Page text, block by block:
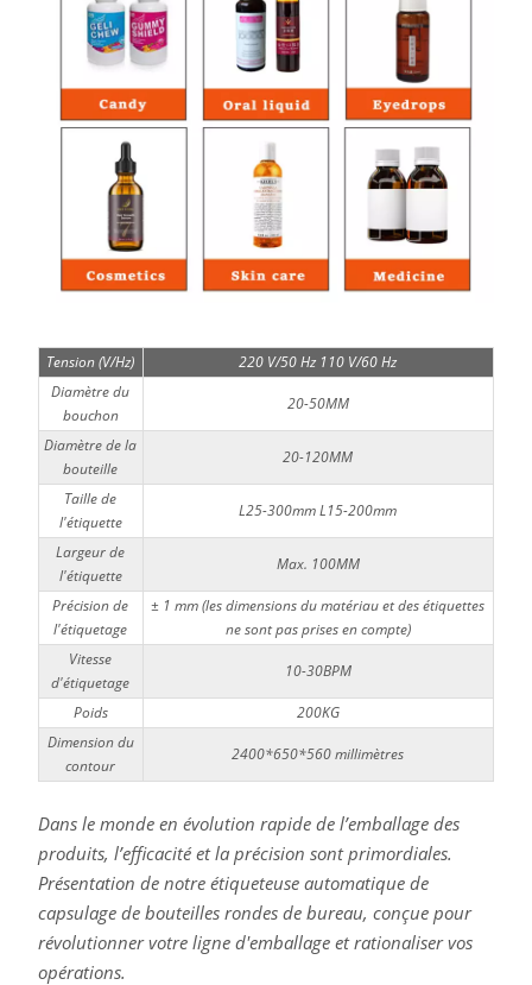
Tension (V/Hz)
220 V/50 Hz 110 V/60 Hz
Diamètre du
bouchon
20-50MM
Diamètre de la
bouteille
20-120MM
Taille de
l'étiquette
L25-300mm L15-200mm
Largeur de
l'étiquette
Max. 100MM
Précision de
l'étiquetage
± 1 mm (les dimensions du matériau et des étiquettes
ne sont pas prises en compte)
Vitesse
d'étiquetage
10-30BPM
Poids
200KG
Dimension du
contour
2400*650*560 millimètres
Dans le monde en évolution rapide de l’emballage des
produits, l’efficacité et la précision sont primordiales.
Présentation de notre étiqueteuse automatique de
capsulage de bouteilles rondes de bureau, conçue pour
révolutionner votre ligne d'emballage et rationaliser vos
opérations.